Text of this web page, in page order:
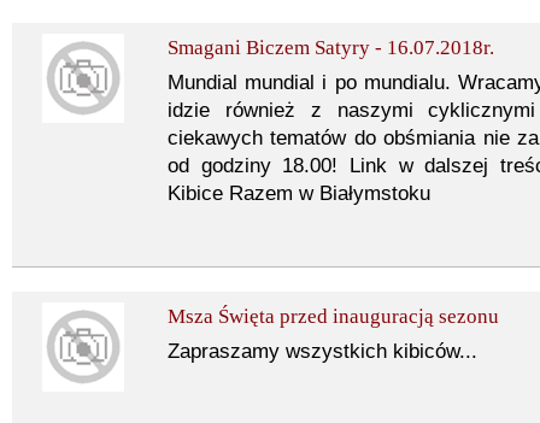
Smagani Biczem Satyry - 16.07.2018r.
Mundial mundial i po mundialu.
idzie również z naszymi
ciekawych tematów do obśmiania nie
od godziny 18.00! Link w dalszej
Kibice Razem w Białymstoku
Msza Święta przed inauguracją sezonu
Zapraszamy wszystkich kibiców...